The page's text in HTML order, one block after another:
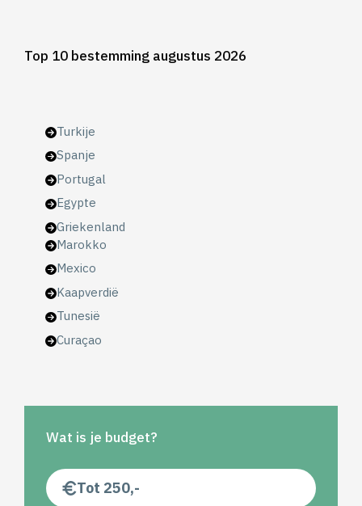
Top 10 bestemming augustus 2026
Turkije
Spanje
Portugal
Egypte
Griekenland
Marokko
Mexico
Kaapverdië
Tunesië
Curaçao
Wat is je budget?
Tot 250,-